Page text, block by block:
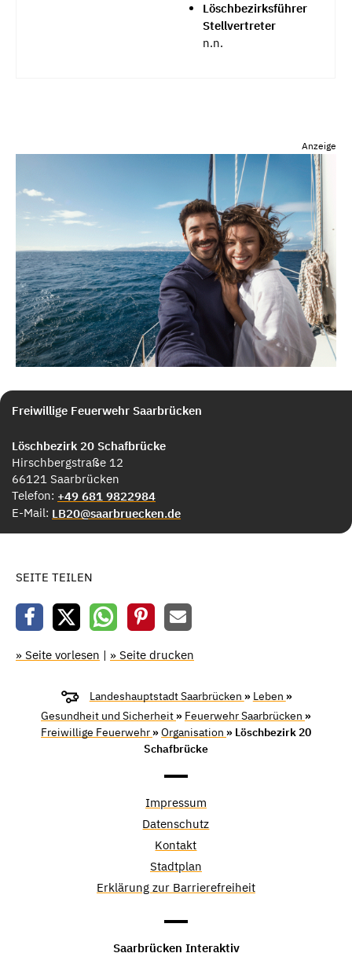
Löschbezirksführer
Stellvertreter
n.n.
Anzeige
Freiwillige Feuerwehr Saarbrücken
Löschbezirk 20 Schafbrücke
Hirschbergstraße 12
66121 Saarbrücken
Telefon: +49 681 9822984
E-Mail: LB20@saarbruecken.de
SEITE TEILEN
» Seite vorlesen | » Seite drucken
Landeshauptstadt Saarbrücken » Leben »
Gesundheit und Sicherheit » Feuerwehr Saarbrücken »
Freiwillige Feuerwehr »Organisation » Löschbezirk 20
Schafbrücke
Impressum
Datenschutz
Kontakt
Stadtplan
Erklärung zur Barrierefreiheit
Saarbrücken Interaktiv